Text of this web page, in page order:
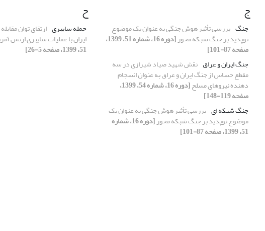
ج
جنگ بررسی تأثیر هوش جنگی به عنوان یک موضوع
نوپدید بر جنگ شبکه محور [دوره 16، شماره 51، 1399،
صفحه 87-101]
جنگ ایران و عراق نقش شهید صیاد شیرازی در سه
مقطع حساس از جنگ ایران و عراق به عنوان انسجام
دهنده نیروهای مسلح [دوره 16، شماره 54، 1399،
صفحه 119-148]
جنگ شبکه ای بررسی تأثیر هوش جنگی به عنوان یک
موضوع نوپدید بر جنگ شبکه محور [دوره 16، شماره
51، 1399، صفحه 87-101]
ح
حمله سایبری ارتقای توان
ایران با عملیات سایبری ارتش
51، 1399، صفحه 5-26]